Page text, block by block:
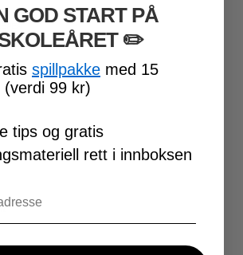
GOD START PÅ
​ ✏️
spillpakke med 15
99 kr)
tips og gratis
rett i innboksen